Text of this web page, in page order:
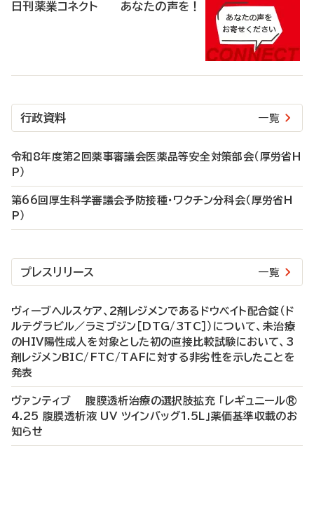
日刊薬業コネクト あなたの声を！
行政資料 一覧
令和8年度第2回薬事審議会医薬品等安全対策部会（厚労省H
P）
第66回厚生科学審議会予防接種・ワクチン分科会（厚労省H
P）
プレスリリース 一覧
ヴィーブヘルスケア、2剤レジメンであるドウベイト配合錠（ド
ルテグラビル／ラミブジン［DTG/3TC］）について、未治療
のHIV陽性成人を対象とした初の直接比較試験において、3
剤レジメンBIC/FTC/TAFに対する非劣性を示したことを
発表
ヴァンティブ 腹膜透析治療の選択肢拡充 「レギュニール®
4.25 腹膜透析液 UV ツインバッグ1.5L」薬価基準収載のお
知らせ